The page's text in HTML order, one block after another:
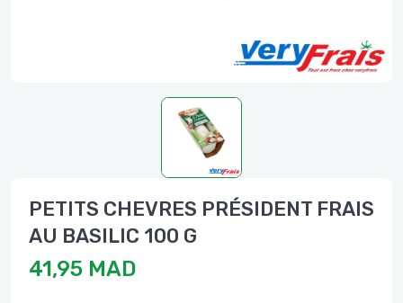
PETITS CHEVRES PRÉSIDENT FRAIS
AU BASILIC 100 G
41,95 MAD